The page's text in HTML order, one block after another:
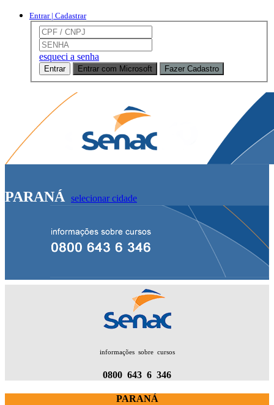
Entrar | Cadastrar
esqueci a senha
Entrar Entrar com Microsoft Fazer Cadastro
PARANÁ selecionar cidade
informações sobre cursos
0800 643 6 346
PARANÁ